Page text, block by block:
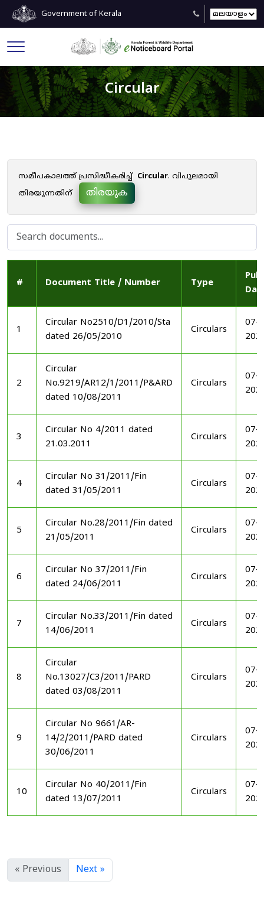
Government of Kerala
Circular
സമീപകാലത്ത് പ്രസിദ്ധീകരിച്ച് Circular. വിപുലമായി
തിരയുന്നതിന്
തിരയുക
# Document Title / Number Type
1
Circular No2510/D1/2010/Sta
dated 26/05/2010
Circulars
07-
2
Circular
No.9219/AR12/1/2011/P&ARD
dated 10/08/2011
Circulars
07-
3
Circular No 4/2011 dated
21.03.2011
Circulars
07-
4
Circular No 31/2011/Fin
dated 31/05/2011
Circulars
07-
5
Circular No.28/2011/Fin dated
21/05/2011
Circulars
07-
6
Circular No 37/2011/Fin
dated 24/06/2011
Circulars
07-
7
Circular No.33/2011/Fin dated
14/06/2011
Circulars
07-
8
Circular
No.13027/C3/2011/PARD
dated 03/08/2011
Circulars
07-
9
Circular No 9661/AR-
14/2/2011/PARD dated
30/06/2011
Circulars
07-
10
Circular No 40/2011/Fin
dated 13/07/2011
Circulars
07-
« Previous Next »